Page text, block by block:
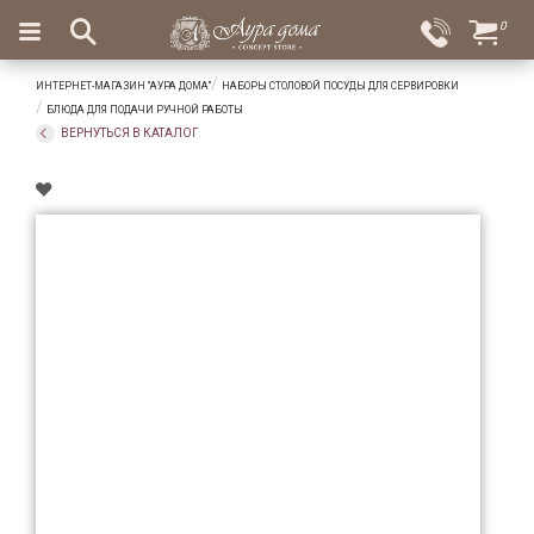
Вход
Избранное
×
Салоны
Доставка
Оплата
Ароматы
0
ИНТЕРНЕТ-МАГАЗИН "АУРА ДОМА"
НАБОРЫ СТОЛОВОЙ ПОСУДЫ ДЛЯ СЕРВИРОВКИ
БЛЮДА ДЛЯ ПОДАЧИ РУЧНОЙ РАБОТЫ
ВЕРНУТЬСЯ В КАТАЛОГ